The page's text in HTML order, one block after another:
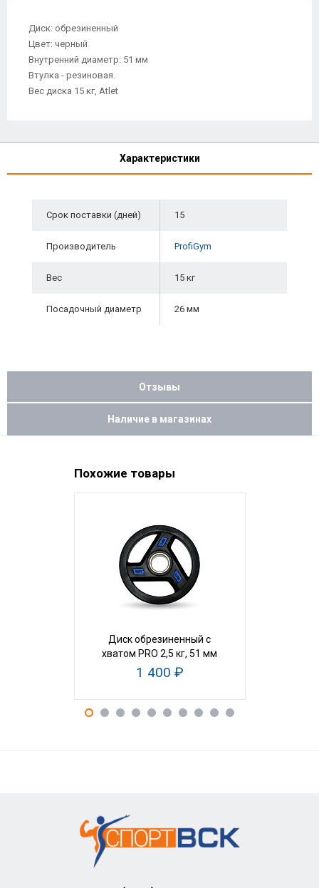
Диск: обрезиненный
Цвет: черный
Внутренний диаметр: 51 мм
Втулка - резиновая.
Вес диска 15 кг, Atlet
Характеристики
Срок поставки (дней) 15
Производитель ProfiGym
Вес 15 кг
Посадочный диаметр 26 мм
Отзывы
Наличие в магазинах
Похожие товары
Диск обрезиненный c
хватом PRO 2,5 кг, 51 мм
1 400 ₽